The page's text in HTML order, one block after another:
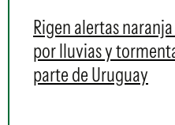
Rigen alertas
por lluvias y
parte de Uruguay